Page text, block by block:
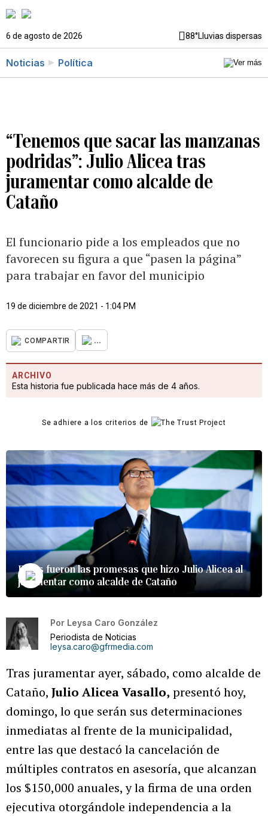
6 de agosto de 2026 88°Lluvias dispersas
Noticias Política
“Tenemos que sacar las manzanas
podridas”: Julio Alicea tras
juramentar como alcalde de
Cataño
El funcionario pide a los empleados que no
favorecen su figura a que “pasen la página”
para trabajar en favor del municipio
19 de diciembre de 2021 - 1:04 PM
COMPARTIR ...
ARCHIVO
Esta historia fue publicada hace más de 4 años.
Se adhiere a los criterios de
Estas fueron las promesas que hizo Julio Alicea al
juramentar como alcalde de Cataño
Por Leysa Caro González
Periodista de Noticias
leysa.caro@gfrmedia.com
Tras juramentar ayer, sábado, como alcalde de
Cataño, Julio Alicea Vasallo, presentó hoy,
domingo, lo que serán sus determinaciones
inmediatas al frente de la municipalidad,
entre las que destacó la cancelación de
múltiples contratos en asesoría, que alcanzan
los $150,000 anuales, y la firma de una orden
ejecutiva otorgándole independencia a la